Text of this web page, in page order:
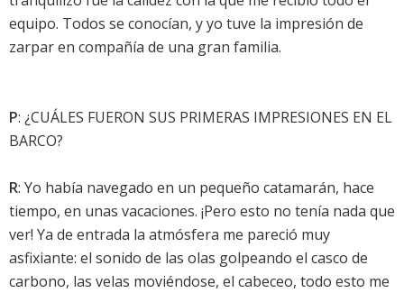
equipo. Todos se conocían, y yo tuve la impresión de
zarpar en compañía de una gran familia.
P: ¿CUÁLES FUERON SUS PRIMERAS IMPRESIONES EN EL
BARCO?
R: Yo había navegado en un pequeño catamarán, hace
tiempo, en unas vacaciones. ¡Pero esto no tenía nada que
ver! Ya de entrada la atmósfera me pareció muy
asfixiante: el sonido de las olas golpeando el casco de
carbono, las velas moviéndose, el cabeceo, todo esto me